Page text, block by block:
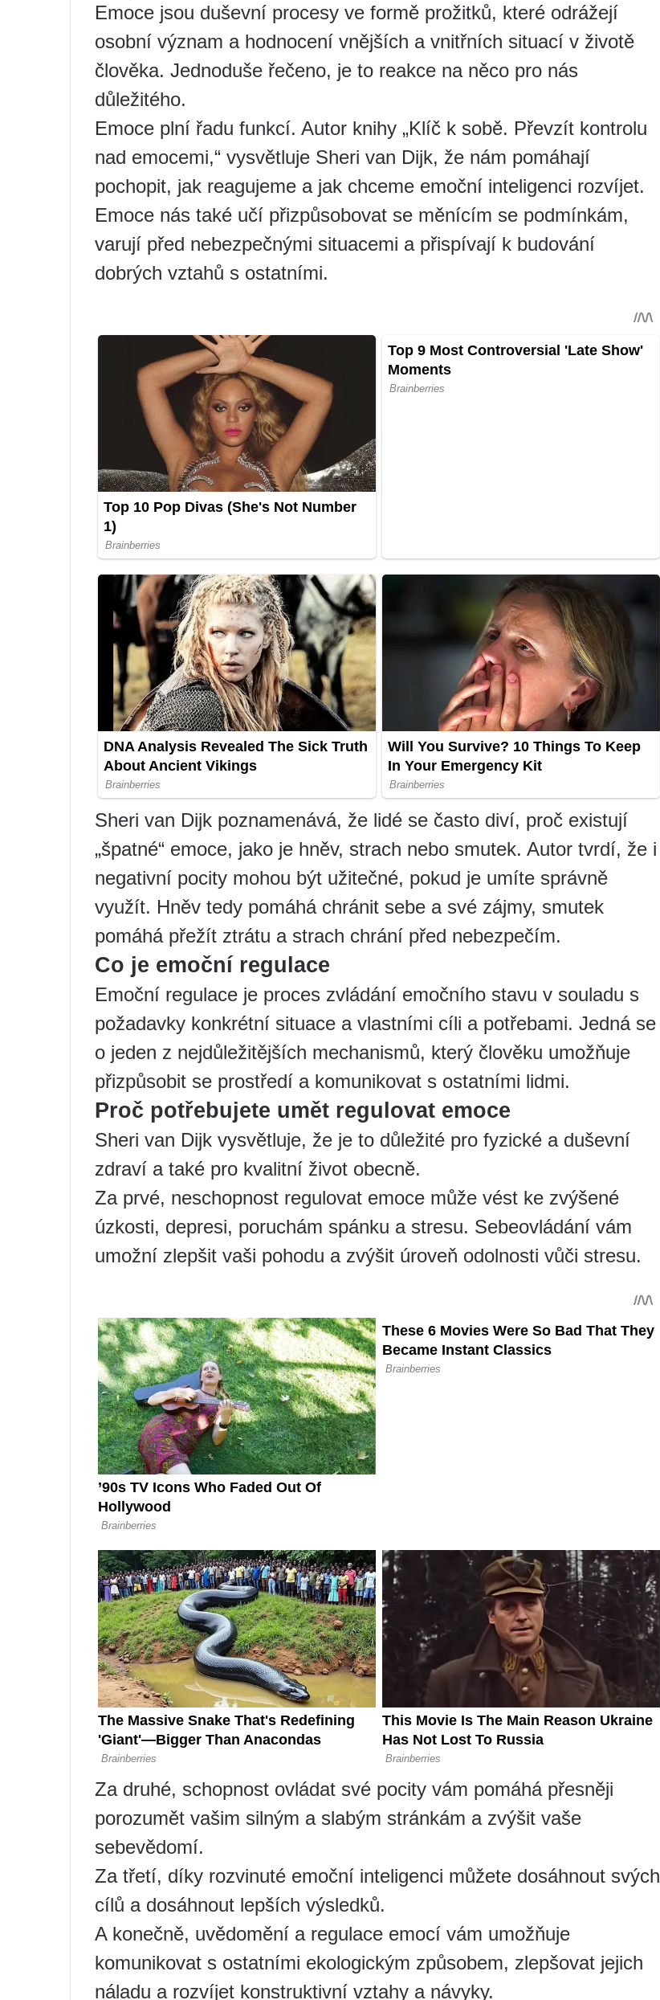
Emoce jsou duševní procesy ve formě prožitků, které odrážejí
osobní význam a hodnocení vnějších a vnitřních situací v životě
člověka. Jednoduše řečeno, je to reakce na něco pro nás
důležitého.
Emoce plní řadu funkcí. Autor knihy „Klíč k sobě. Převzít kontrolu
nad emocemi,“ vysvětluje Sheri van Dijk, že nám pomáhají
pochopit, jak reagujeme a jak chceme emoční inteligenci rozvíjet.
Emoce nás také učí přizpůsobovat se měnícím se podmínkám,
varují před nebezpečnými situacemi a přispívají k budování
dobrých vztahů s ostatními.
Sheri van Dijk poznamenává, že lidé se často diví, proč existují
„špatné“ emoce, jako je hněv, strach nebo smutek. Autor tvrdí, že i
negativní pocity mohou být užitečné, pokud je umíte správně
využít. Hněv tedy pomáhá chránit sebe a své zájmy, smutek
pomáhá přežít ztrátu a strach chrání před nebezpečím.
Co je emoční regulace
Emoční regulace je proces zvládání emočního stavu v souladu s
požadavky konkrétní situace a vlastními cíli a potřebami. Jedná se
o jeden z nejdůležitějších mechanismů, který člověku umožňuje
přizpůsobit se prostředí a komunikovat s ostatními lidmi.
Proč potřebujete umět regulovat emoce
Sheri van Dijk vysvětluje, že je to důležité pro fyzické a duševní
zdraví a také pro kvalitní život obecně.
Za prvé, neschopnost regulovat emoce může vést ke zvýšené
úzkosti, depresi, poruchám spánku a stresu. Sebeovládání vám
umožní zlepšit vaši pohodu a zvýšit úroveň odolnosti vůči stresu.
Za druhé, schopnost ovládat své pocity vám pomáhá přesněji
porozumět vašim silným a slabým stránkám a zvýšit vaše
sebevědomí.
Za třetí, díky rozvinuté emoční inteligenci můžete dosáhnout svých
cílů a dosáhnout lepších výsledků.
A konečně, uvědomění a regulace emocí vám umožňuje
komunikovat s ostatními ekologickým způsobem, zlepšovat jejich
náladu a rozvíjet konstruktivní vztahy a návyky.